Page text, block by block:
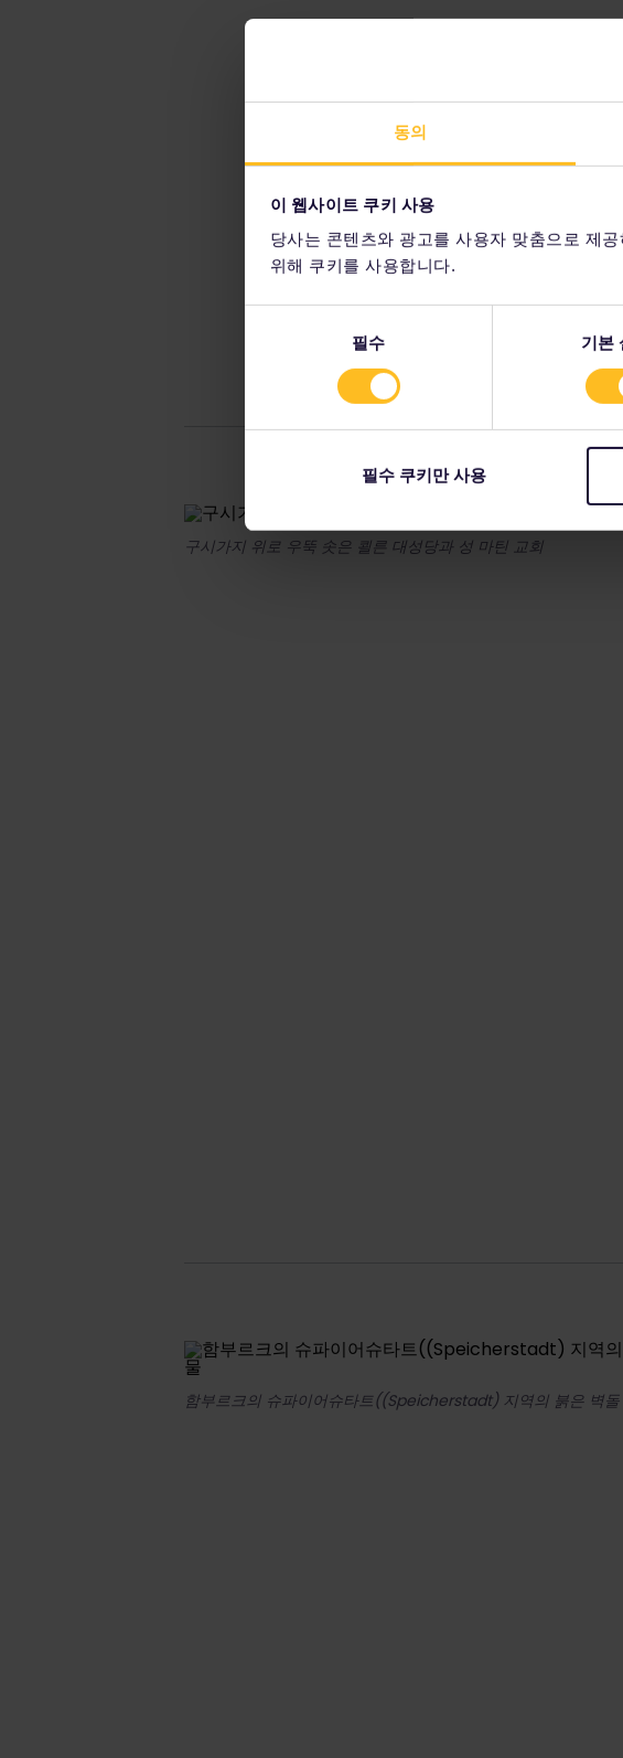
동의
이 웹사이트 쿠키 사용
당사는 콘텐츠와 광고를 사용자 맞춤으로 제
위해 쿠키를 사용합니다.
필수 기본
필수 쿠키만 사용
구시가지 위로 우뚝 솟은 쾰른 대성당과 성 마틴 교회
함부르크의 슈파이어슈타트((Speicherstadt) 지역의 붉은 벽